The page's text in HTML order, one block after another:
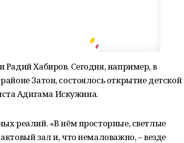
Радий Хабиров. Сегодня, например, в
Затон, состоялось открытие детской
Адигама Искужина.
реалий. «В нём просторные, светлые
зал и, что немаловажно, – везде